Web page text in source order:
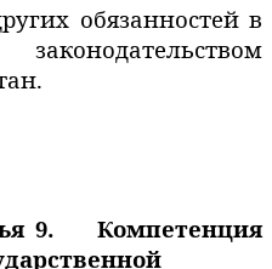
обязанностей в
9.
Компетенция